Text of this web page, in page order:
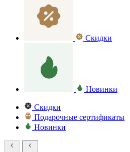
Скидки
Новинки
Скидки
Подарочные сертификаты
Новинки